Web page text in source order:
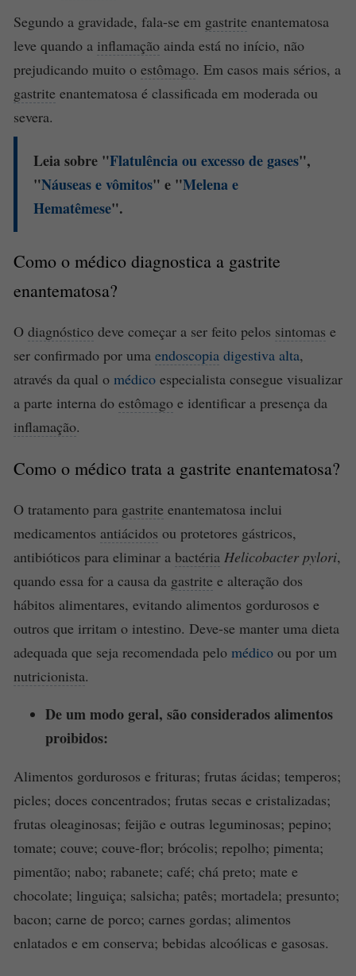
Segundo a gravidade, fala-se em gastrite enantematosa
leve quando a inflamação ainda está no início, não
prejudicando muito o estômago. Em casos mais sérios, a
gastrite enantematosa é classificada em moderada ou
severa.
Leia sobre "Flatulência ou excesso de gases",
"Náuseasevômitos" e "Melenae
Hematêmese".
Como o médico diagnostica a gastrite
enantematosa?
O diagnóstico deve começar a ser feito pelos sintomas e
ser confirmado por uma endoscopia digestiva alta,
através da qual o médico especialista consegue visualizar
a parte interna do estômago e identificar a presença da
inflamação.
Como o médico trata a gastrite enantematosa?
O tratamento para gastrite enantematosa inclui
medicamentos antiácidos ou protetores gástricos,
antibióticos para eliminar a bactéria Helicobacter pylori,
quando essa for a causa da gastrite e alteração dos
hábitos alimentares, evitando alimentos gordurosos e
outros que irritam o intestino. Deve-se manter uma dieta
adequada que seja recomendada pelo médico ou por um
nutricionista.
De um modo geral, são considerados alimentos
proibidos:
Alimentos gordurosos e frituras; frutas ácidas; temperos;
picles; doces concentrados; frutas secas e cristalizadas;
frutas oleaginosas; feijão e outras leguminosas; pepino;
tomate; couve; couve-flor; brócolis; repolho; pimenta;
pimentão; nabo; rabanete; café; chá preto; mate e
chocolate; linguiça; salsicha; patês; mortadela; presunto;
bacon; carne de porco; carnes gordas; alimentos
enlatados e em conserva; bebidas alcoólicas e gasosas.